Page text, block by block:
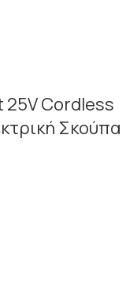
25V Cordless
Σκούπα